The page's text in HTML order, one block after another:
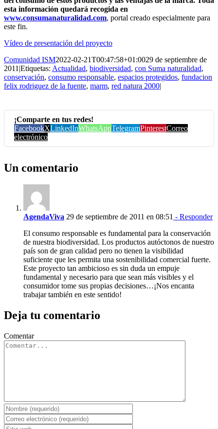
esta información quedará recogida en
www.consumanaturalidad.com, portal creado especialmente para
este fin.
Vídeo de presentación del proyecto
Comunidad ISM2022-02-21T00:47:58+01:0029 de septiembre de
2011 |Etiquetas: Actualidad, biodiversidad, con Suma naturalidad,
conservación, consumo responsable, espacios protegidos, fundacion
felix rodriguez de la fuente, marm, red natura 2000|
¡Comparte en tus redes!
FacebookXLinkedInWhatsAppTelegramPinterestCorreo
electrónico
Un comentario
AgendaViva 29 de septiembre de 2011 en 08:51 - Responder
El consumo responsable es fundamental para la conservación
de nuestra biodiversidad. Los productos autóctonos de nuestro
país son de gran calidad pero no tienen la visibilidad
suficiente que les permita una sostenibilidad comercial fuerte.
Este proyecto tan ambicioso es sin duda un empuje
fundamental y necesario para que sean más visibles y el
consumidor tome sus propias decisiones…¡Nos encanta
trabajar también en este sentido!
Deja tu comentario
Comentar